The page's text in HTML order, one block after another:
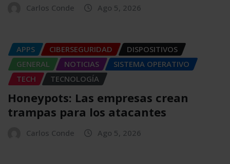
Carlos Conde Ago 5, 2026
APPS CIBERSEGURIDAD
DISPOSITIVOS
GENERAL
NOTICIAS
SISTEMA OPERATIVO
TECH
TECNOLOGÍA
Honeypots: Las empresas crean
trampas para los atacantes
Carlos Conde Ago 5, 2026